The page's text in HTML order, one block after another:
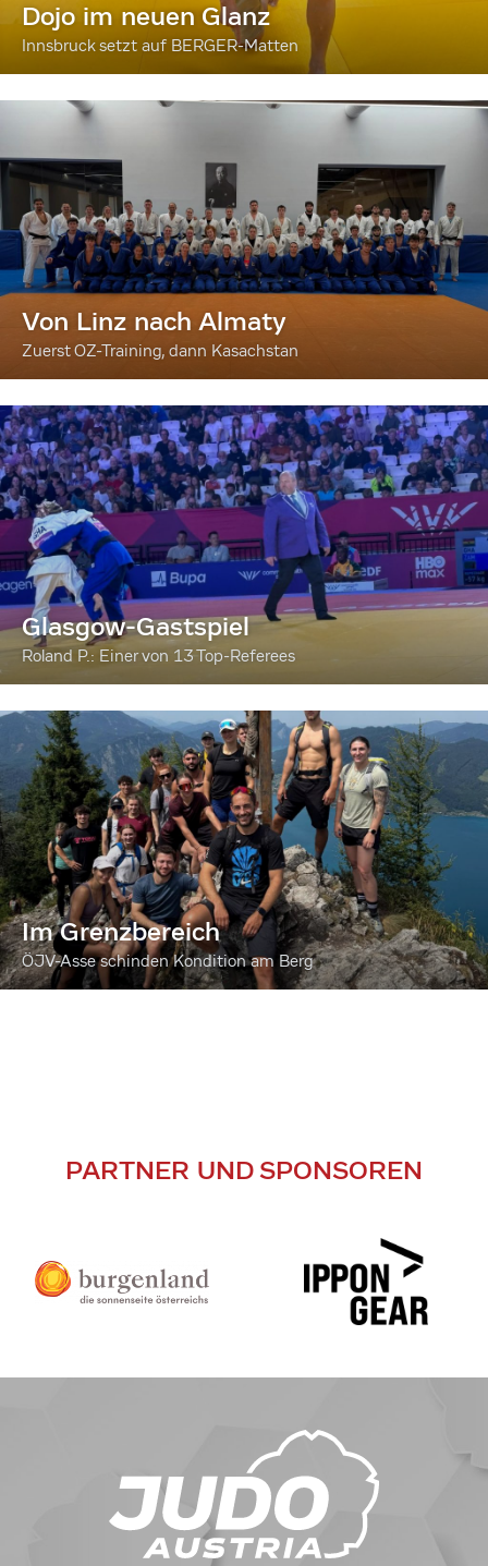
Dojo im neuen Glanz
Innsbruck setzt auf BERGER-Matten
Von Linz nach Almaty
Zuerst OZ-Training, dann Kasachstan
Glasgow-Gastspiel
Roland P.: Einer von 13 Top-Referees
Im Grenzbereich
ÖJV-Asse schinden Kondition am Berg
PARTNER UND SPONSOREN